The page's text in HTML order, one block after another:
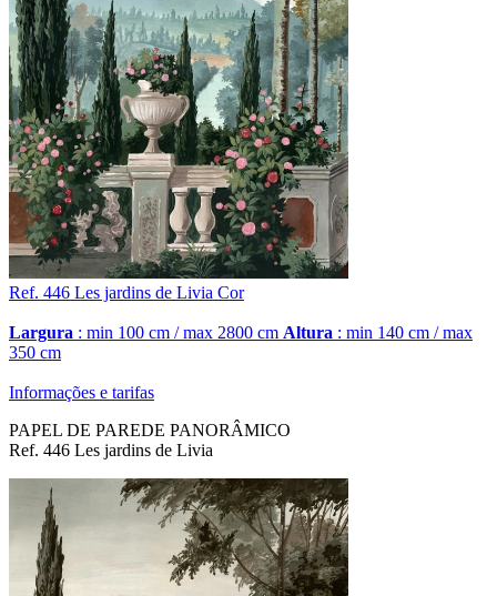
Ref. 446 Les jardins de Livia Cor
Largura : min 100 cm / max 2800 cm Altura : min 140 cm / max
350 cm
Informações e tarifas
PAPEL DE PAREDE PANORÂMICO
Ref. 446 Les jardins de Livia